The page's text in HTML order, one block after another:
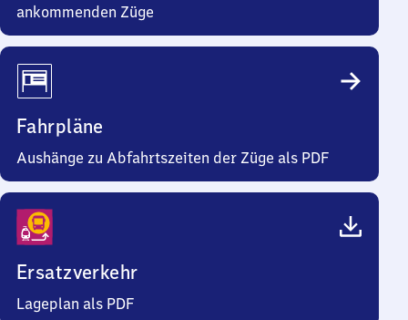
ankommenden Züge
Fahrpläne
Aushänge zu Abfahrtszeiten der Züge als PDF
Ersatzverkehr
Lageplan als PDF